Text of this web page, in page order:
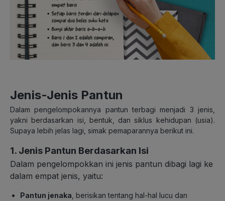
Jenis-Jenis Pantun
Dalam pengelompokannya pantun terbagi menjadi 3 jenis,
yakni berdasarkan isi, bentuk, dan siklus kehidupan (usia).
Supaya lebih jelas lagi, simak pemaparannya berikut ini.
1. Jenis Pantun Berdasarkan Isi
Dalam pengelompokkan ini jenis pantun dibagi lagi ke
dalam empat jenis, yaitu:
Pantun jenaka , berisikan tentang hal-hal lucu dan